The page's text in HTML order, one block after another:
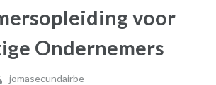
voor
Ondernemers
jomasecundairbe